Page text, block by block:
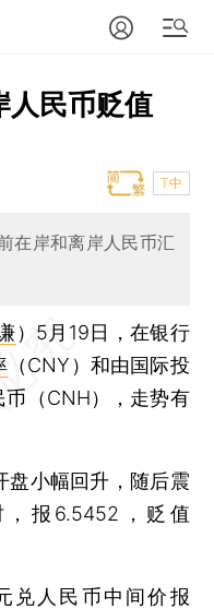
人民币贬值
T中
在岸和离岸人民币汇
） 5月19日，在银行
（CNY）和由国际投
（CNH），走势有
小幅回升，随后震
报6.5452，贬值
人民币中间价报